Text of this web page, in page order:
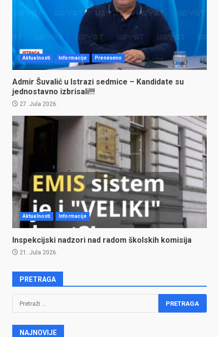
Aktualnosti Informacije Preneseno
Admir Šuvalić u Istrazi sedmice – Kandidate su
jednostavno izbrisali!!!
27. Jula 2026.
Aktualnosti Informacije
Inspekcijski nadzori nad radom školskih komisija
21. Jula 2026.
PRETRAGA
Pretraga:
NAJNOVIJE